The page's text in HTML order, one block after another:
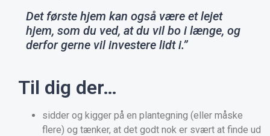
Det første hjem kan også være et lejet
hjem, som du ved, at du vil bo i længe, og
derfor gerne vil investere lidt i.”
Til dig der…
sidder og kigger på en plantegning (eller måske
flere) og tænker, at det godt nok er svært at finde ud